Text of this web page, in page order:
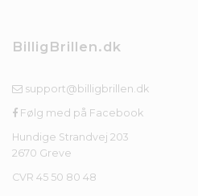
BilligBrillen.dk
support@billigbrillen.dk
Følg med på Facebook
Hundige Strandvej 203
2670 Greve
CVR 45 50 80 48